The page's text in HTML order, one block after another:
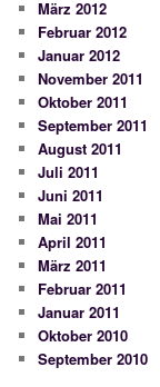
März 2012
Februar 2012
Januar 2012
November 2011
Oktober 2011
September 2011
August 2011
Juli 2011
Juni 2011
Mai 2011
April 2011
März 2011
Februar 2011
Januar 2011
Oktober 2010
September 2010